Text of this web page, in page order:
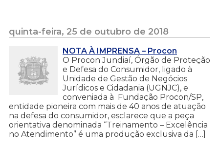
quinta-feira, 25 de outubro de 2018
NOTA À IMPRENSA – Procon
O Procon Jundiaí, Órgão de Proteção
e Defesa do Consumidor, ligado à
Unidade de Gestão de Negócios
Jurídicos e Cidadania (UGNJC), e
conveniada à Fundação Procon/SP,
entidade pioneira com mais de 40 anos de atuação
na defesa do consumidor, esclarece que a peça
orientativa denominada “Treinamento – Excelência
no Atendimento” é uma produção exclusiva da […]